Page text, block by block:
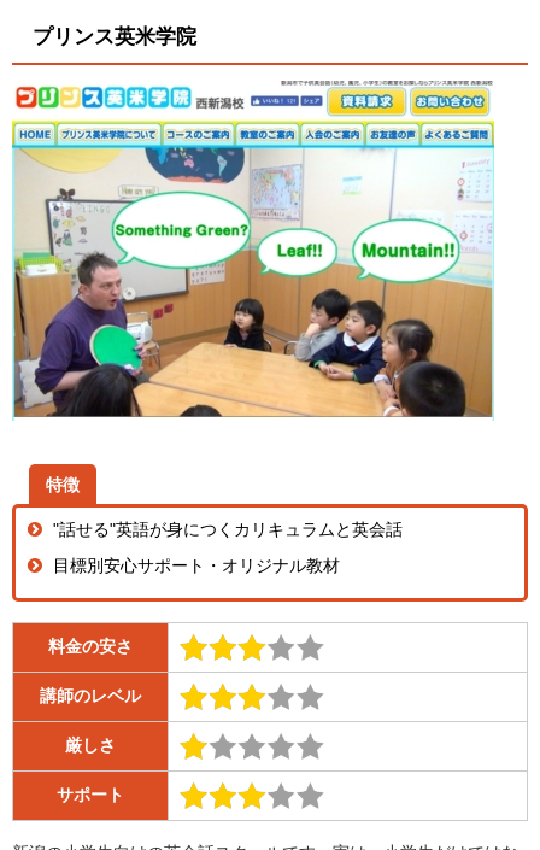
プリンス英米学院
特徴
"話せる"英語が身につくカリキュラムと英会話
目標別安心サポート・オリジナル教材
料金の安さ
講師のレベル
厳しさ
サポート